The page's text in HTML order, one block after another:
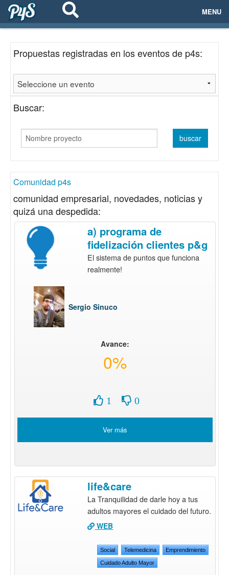
MENU
EVENTOS
EMPRESAS
PROYECTOS
NETWORKING
Propuestas registradas en los eventos de p4s:
Buscar:
Comunidad p4s
comunidad empresarial, novedades, noticias y
quizá una despedida:
a) programa de
fidelización clientes p&g
El sistema de puntos que funciona
realmente!
Sergio Sinuco
Avance:
0%
1 0
Ver más
life&care
La Tranquilidad de darle hoy a tus
adultos mayores el cuidado del futuro.
WEB
Social Telemedicina Emprendimiento
Cuidado Adulto Mayor